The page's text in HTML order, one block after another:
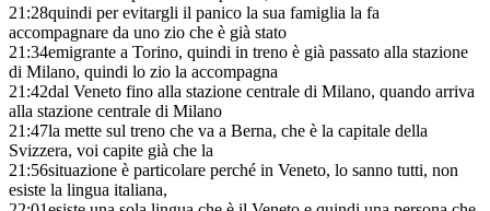
21:28quindi per evitargli il panico la sua famiglia la fa
accompagnare da uno zio che è già stato
21:34emigrante a Torino, quindi in treno è già passato alla stazione
di Milano, quindi lo zio la accompagna
21:42dal Veneto fino alla stazione centrale di Milano, quando arriva
alla stazione centrale di Milano
21:47la mette sul treno che va a Berna, che è la capitale della
Svizzera, voi capite già che la
21:56situazione è particolare perché in Veneto, lo sanno tutti, non
esiste la lingua italiana,